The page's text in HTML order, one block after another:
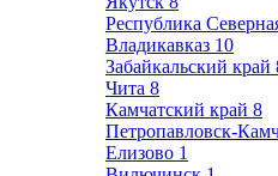
Республика
Владикавказ 10
Забайкальский край
Чита 8
Камчатский край 8
Петропавловск-
Елизово 1